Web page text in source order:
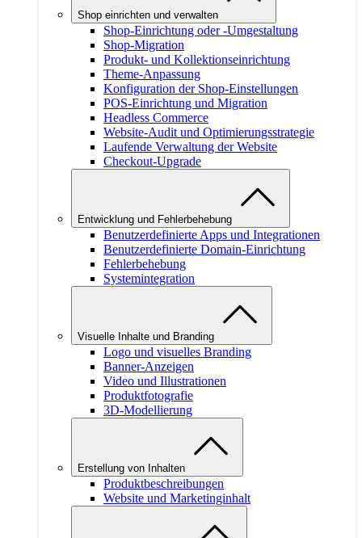
Shop einrichten und verwalten
Shop-Einrichtung oder -Umgestaltung
Shop-Migration
Produkt- und Kollektionseinrichtung
Theme-Anpassung
Konfiguration der Shop-Einstellungen
POS-Einrichtung und Migration
Headless Commerce
Website-Audit und Optimierungsstrategie
Laufende Verwaltung der Website
Checkout-Upgrade
Entwicklung und Fehlerbehebung
Benutzerdefinierte Apps und Integrationen
Benutzerdefinierte Domain-Einrichtung
Fehlerbehebung
Systemintegration
Visuelle Inhalte und Branding
Logo und visuelles Branding
Banner-Anzeigen
Video und Illustrationen
Produktfotografie
3D-Modellierung
Erstellung von Inhalten
Produktbeschreibungen
Website und Marketinginhalt